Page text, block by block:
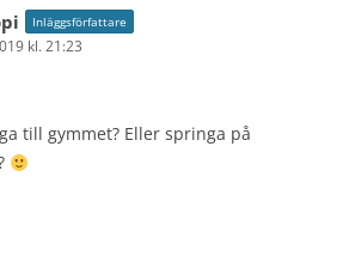
Inläggsförfattare
kl. 21:23
till gymmet? Eller springa på